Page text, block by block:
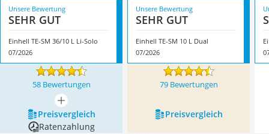
Unsere Bewertung
SEHR GUT
Einhell TE-SM 36/10 L Li-Solo
07/2026
Unsere Bewertung
SEHR GUT
Einhell TE-SM 10 L Dual
07/2026
58 Bewertungen 79 Bewertungen
mehr anzeigen
Preis­vergleich
Preis­vergleich
Ratenzahlung